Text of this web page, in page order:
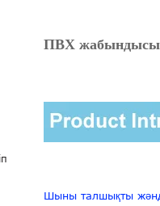
ПВХ жабындысы
Шыны талшықты